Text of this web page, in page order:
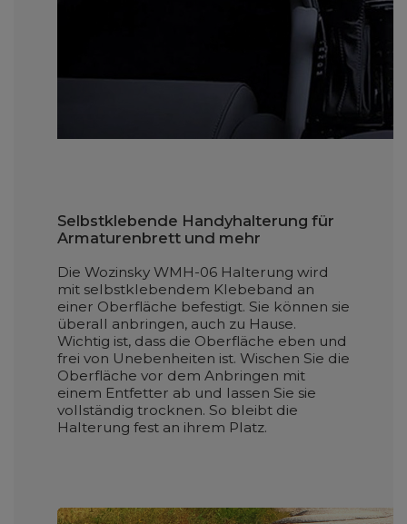
Selbstklebende Handyhalterung für
Armaturenbrett und mehr
Die Wozinsky WMH-06 Halterung wird
mit selbstklebendem Klebeband an
einer Oberfläche befestigt. Sie können sie
überall anbringen, auch zu Hause.
Wichtig ist, dass die Oberfläche eben und
frei von Unebenheiten ist. Wischen Sie die
Oberfläche vor dem Anbringen mit
einem Entfetter ab und lassen Sie sie
vollständig trocknen. So bleibt die
Halterung fest an ihrem Platz.